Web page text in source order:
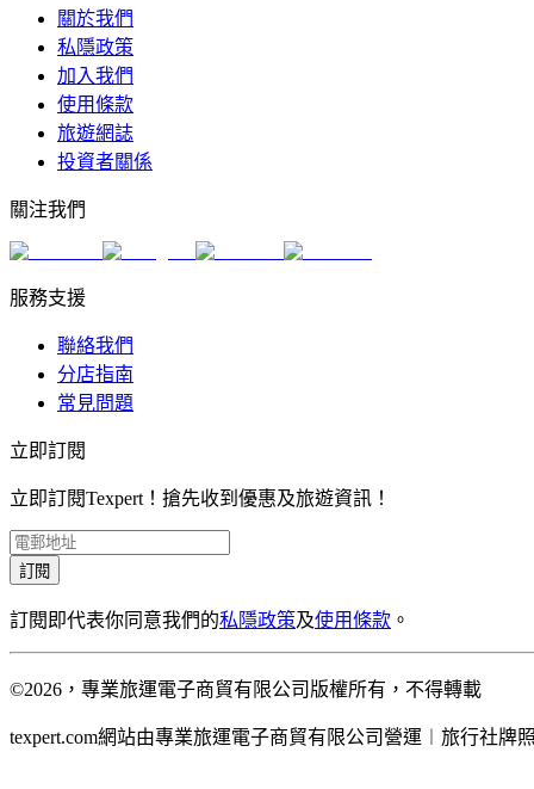
關於我們
私隱政策
加入我們
使用條款
旅遊網誌
投資者關係
關注我們
服務支援
聯絡我們
分店指南
常見問題
立即訂閱
立即訂閱Texpert！搶先收到優惠及旅遊資訊！
訂閱
訂閱即代表你同意我們的私隱政策及使用條款 。
©2026，專業旅運電子商貿有限公司版權所有，不得轉載
texpert.com網站由專業旅運電子商貿有限公司營運︱旅行社